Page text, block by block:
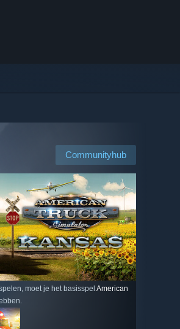
Communityhub
moet je het basisspel American